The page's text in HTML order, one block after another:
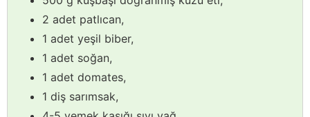
2 adet patlıcan,
1 adet yeşil biber,
1 adet soğan,
1 adet domates,
1 diş sarımsak,